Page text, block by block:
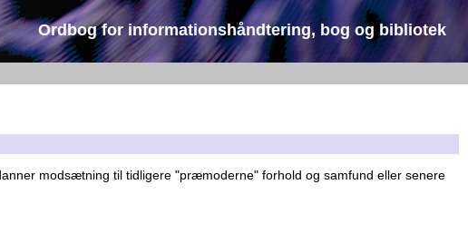
Ordbog for informationshåndtering, bog og bibliotek
modsætning til tidligere "præmoderne" forhold og samfund eller senere